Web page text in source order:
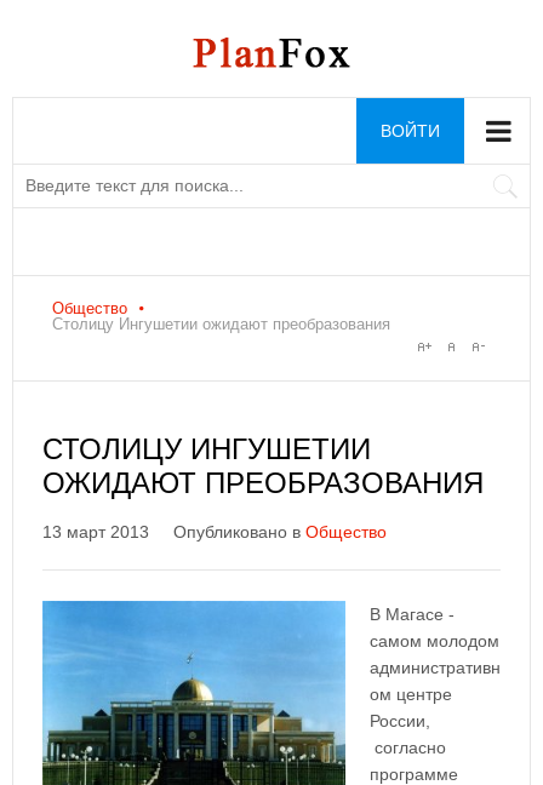
ВОЙТИ
Общество
Столицу Ингушетии ожидают преобразования
СТОЛИЦУ ИНГУШЕТИИ
ОЖИДАЮТ ПРЕОБРАЗОВАНИЯ
13 март 2013 Опубликовано в Общество
В Магасе -
самом молодом
административн
ом центре
России,
согласно
программе